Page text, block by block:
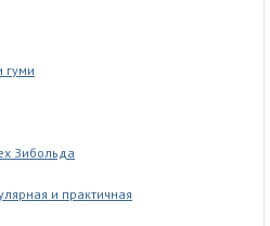
гуми
Зибольда
и практичная